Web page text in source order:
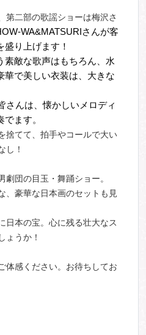
第二部の歌謡ショーは梅沢さ
WA&MATSURI さんが客
盛り上げます！
敵な歌声はもちろん、 水
華で美しい衣装は、大きな
さんは、懐かしいメロディ
ます。
捨てて、拍手やコールで大い
し！
劇団の目玉・舞踊ショー。
、豪華な日本画のセットも見
日本の宝。心に残る壮大なス
ょうか！
体感ください。お待ちしてお